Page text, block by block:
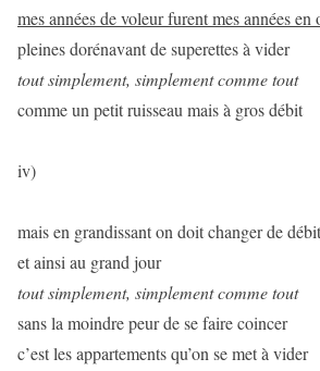
mes années de voleur furent mes années en
pleines dorénavant de superettes à vider
tout simplement, simplement comme tout
comme un petit ruisseau mais à gros débit
iv)
mais en grandissant on doit changer de débit
et ainsi au grand jour
tout simplement, simplement comme tout
sans la moindre peur de se faire coincer
c’est les appartements qu’on se met à vider